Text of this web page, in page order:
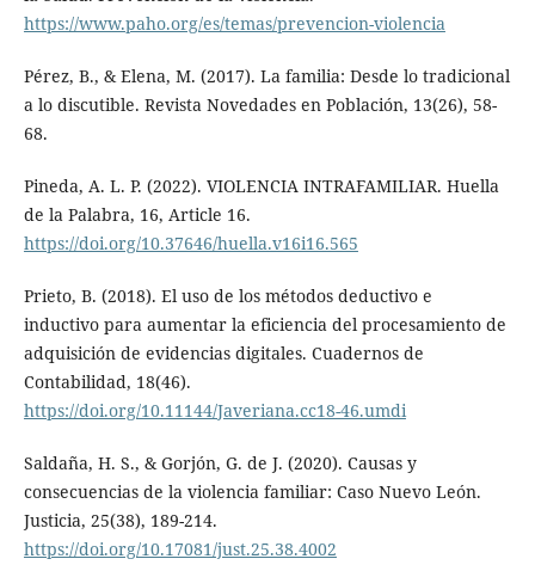
https://www.paho.org/es/temas/prevencion-violencia
Pérez, B., & Elena, M. (2017). La familia: Desde lo tradicional
a lo discutible. Revista Novedades en Población, 13(26), 58-
68.
Pineda, A. L. P. (2022). VIOLENCIA INTRAFAMILIAR. Huella
de la Palabra, 16, Article 16.
https://doi.org/10.37646/huella.v16i16.565
Prieto, B. (2018). El uso de los métodos deductivo e
inductivo para aumentar la eficiencia del procesamiento de
adquisición de evidencias digitales. Cuadernos de
Contabilidad, 18(46).
https://doi.org/10.11144/Javeriana.cc18-46.umdi
Saldaña, H. S., & Gorjón, G. de J. (2020). Causas y
consecuencias de la violencia familiar: Caso Nuevo León.
Justicia, 25(38), 189-214.
https://doi.org/10.17081/just.25.38.4002